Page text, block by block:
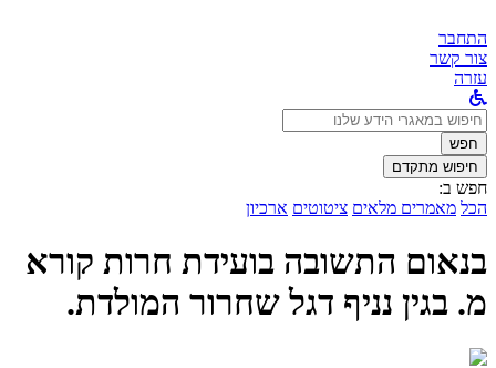
התחבר
צור קשר
עזרה
לחפש
ב:חפש
חיפוש מתקדם
חפש ב:
הכל מאמרים מלאים ציטוטים ארכיון
בנאום התשובה בועידת חרות קורא
מ. בגין נניף דגל שחרור המולדת.